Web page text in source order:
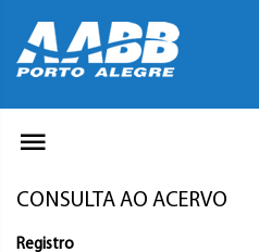
CONSULTA AO ACERVO
Registro